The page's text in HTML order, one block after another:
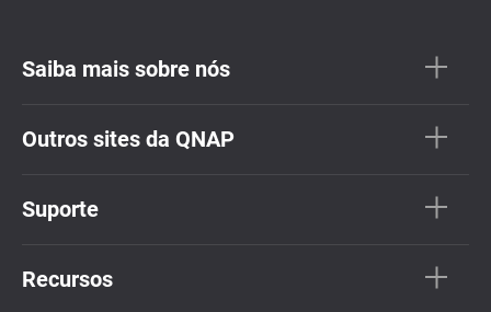
Saiba mais sobre nós
Outros sites da QNAP
Suporte
Recursos